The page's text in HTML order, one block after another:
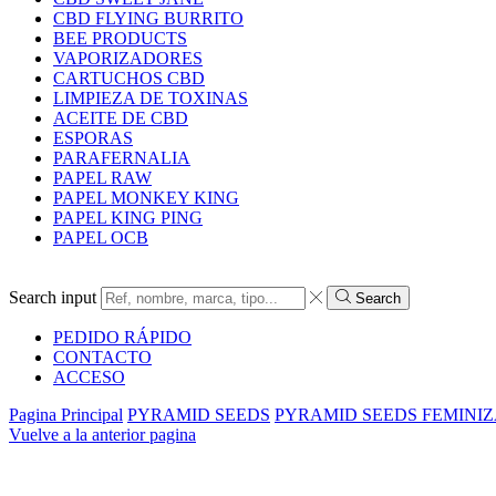
CBD FLYING BURRITO
BEE PRODUCTS
VAPORIZADORES
CARTUCHOS CBD
LIMPIEZA DE TOXINAS
ACEITE DE CBD
ESPORAS
PARAFERNALIA
PAPEL RAW
PAPEL MONKEY KING
PAPEL KING PING
PAPEL OCB
Search input Search
PEDIDO RÁPIDO
CONTACTO
ACCESO
Pagina Principal PYRAMID SEEDS PYRAMID SEEDS
Vuelve a la anterior pagina